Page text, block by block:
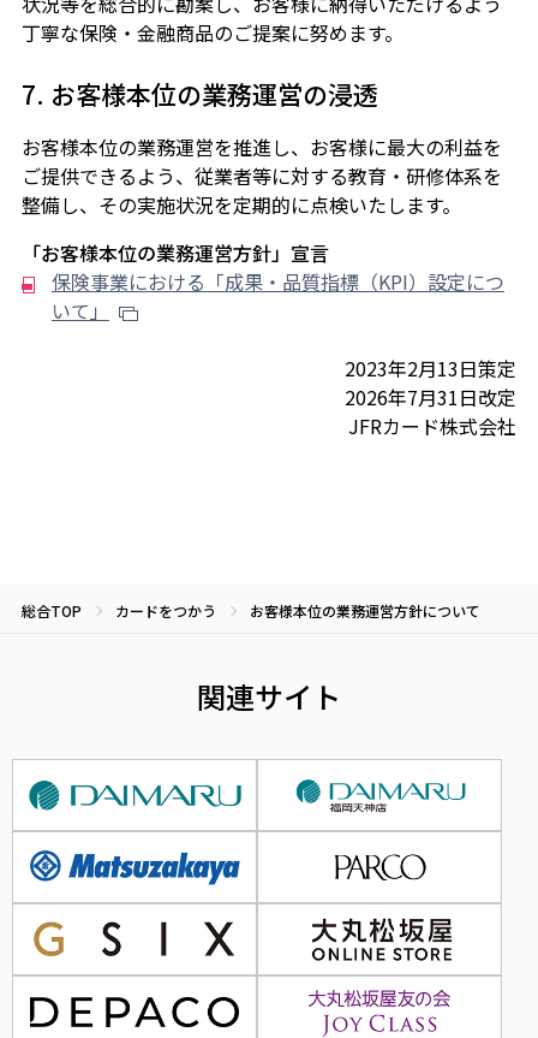
丁寧な保険・金融商品のご提案に努めます。
7. お客様本位の業務運営の浸透
お客様本位の業務運営を推進し、お客様に最大の利益を
ご提供できるよう、従業者等に対する教育・研修体系を
整備し、その実施状況を定期的に点検いたします。
「お客様本位の業務運営方針」宣言
保険事業における「成果・品質指標（KPI）設定につ
いて」
2023年2月13日策定
2026年7月31日改定
JFRカード株式会社
総合TOP カードをつかう お客様本位の業務運営方針について
関連サイト